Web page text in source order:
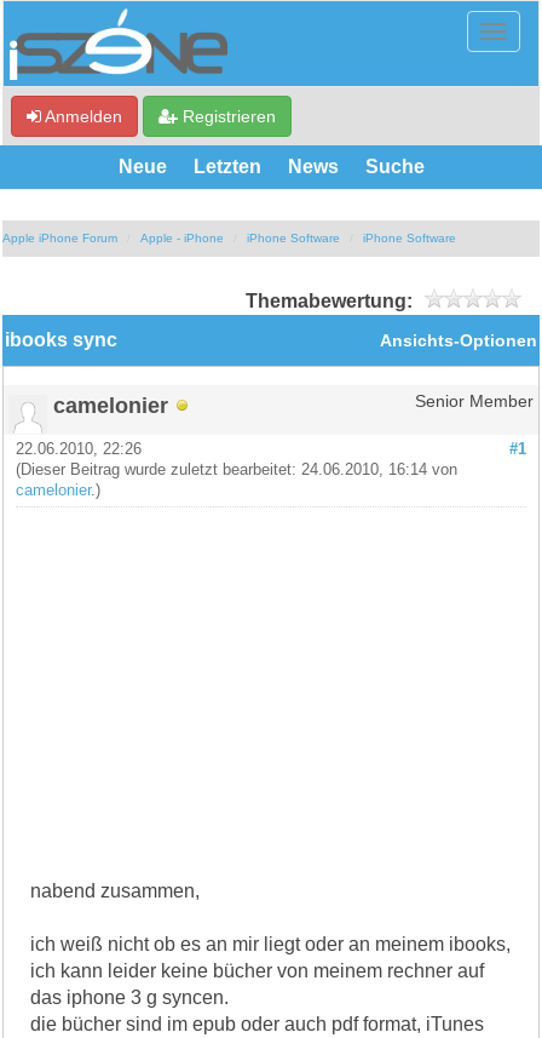
Anmelden Registrieren
Neue Letzten News Suche
Apple iPhone Forum Apple - iPhone iPhone Software iPhone Software
Themabewertung:
Ansichts-Optionen
ibooks sync
camelonier Senior Member
#1
22.06.2010, 22:26
(Dieser Beitrag wurde zuletzt bearbeitet: 24.06.2010, 16:14 von
camelonier.)
nabend zusammen,
ich weiß nicht ob es an mir liegt oder an meinem ibooks,
ich kann leider keine bücher von meinem rechner auf
das iphone 3 g syncen.
die bücher sind im epub oder auch pdf format, iTunes